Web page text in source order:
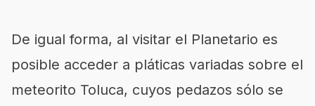
De igual forma, al visitar el Planetario es
posible acceder a pláticas variadas sobre el
meteorito Toluca, cuyos pedazos sólo se